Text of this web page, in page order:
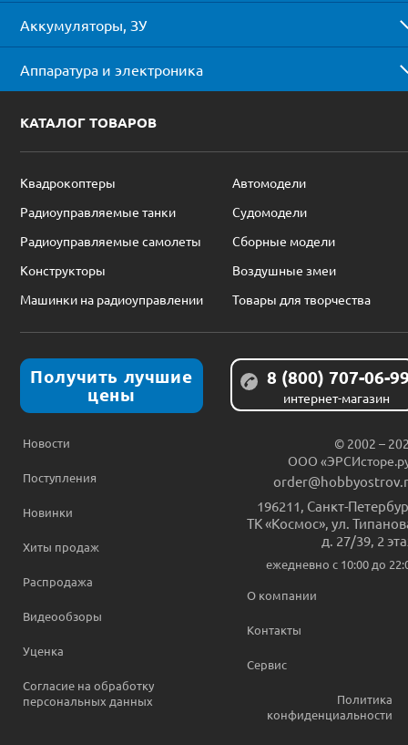
Аккумуляторы, ЗУ
Аппаратура и электроника
КАТАЛОГ ТОВАРОВ
Квадрокоптеры
Автомодели
Радиоуправляемые танки
Судомодели
Радиоуправляемые самолеты
Сборные модели
Конструкторы
Воздушные змеи
Машинки на радиоуправлении
Товары для творчества
Получить лучшие
цены
8 (800) 707-06-
интернет-магазин
Новости
Поступления
Новинки
Хиты продаж
Распродажа
Видеообзоры
Уценка
Согласие на обработку
персональных данных
© 2002 –
ООО
196211, Санкт-
ТК «Космос», ул.
д. 27/39, 2
ежедневно c 10:00 до
О компании
Контакты
Сервис
Политика
конфиденциальности